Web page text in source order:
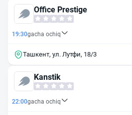
Office Prestige
19:30gacha ochiq
Ташкент, ул. Лутфи, 18/3
Kanstik
22:00gacha ochiq